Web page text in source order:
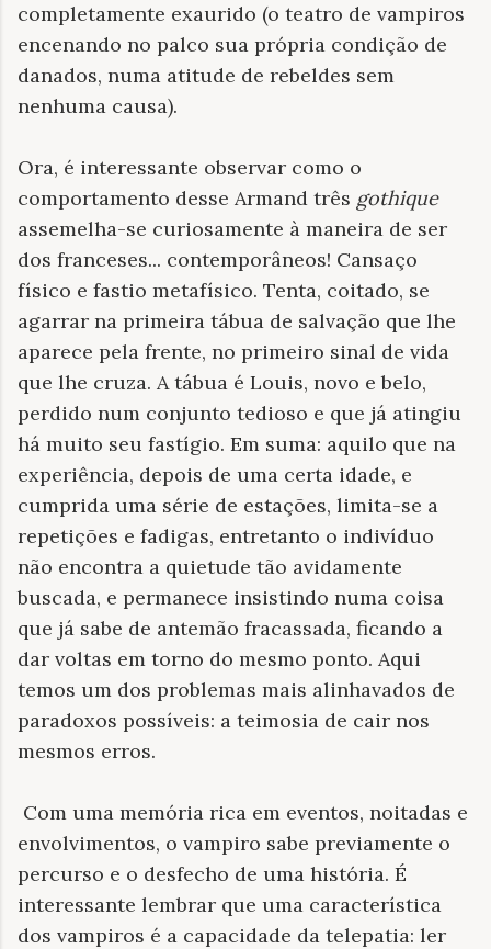
completamente exaurido (o teatro de vampiros
encenando no palco sua própria condição de
danados, numa atitude de rebeldes sem
nenhuma causa).
Ora, é interessante observar como o
comportamento desse Armand três gothique
assemelha-se curiosamente à maneira de ser
dos franceses... contemporâneos! Cansaço
físico e fastio metafísico. Tenta, coitado, se
agarrar na primeira tábua de salvação que lhe
aparece pela frente, no primeiro sinal de vida
que lhe cruza. A tábua é Louis, novo e belo,
perdido num conjunto tedioso e que já atingiu
há muito seu fastígio. Em suma: aquilo que na
experiência, depois de uma certa idade, e
cumprida uma série de estações, limita-se a
repetições e fadigas, entretanto o indivíduo
não encontra a quietude tão avidamente
buscada, e permanece insistindo numa coisa
que já sabe de antemão fracassada, ficando a
dar voltas em torno do mesmo ponto. Aqui
temos um dos problemas mais alinhavados de
paradoxos possíveis: a teimosia de cair nos
mesmos erros.
Com uma memória rica em eventos, noitadas e
envolvimentos, o vampiro sabe previamente o
percurso e o desfecho de uma história. É
interessante lembrar que uma característica
dos vampiros é a capacidade da telepatia: ler